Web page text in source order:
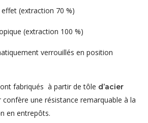
(extraction 70 %)
(extraction 100 %)
verrouillés en position
fabriqués à partir de tôle d’acier
confère une résistance remarquable à la
en entrepôts.